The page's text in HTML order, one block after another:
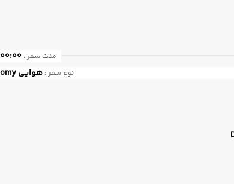
مدت سفر : 00:00
نوع سفر : هوایی